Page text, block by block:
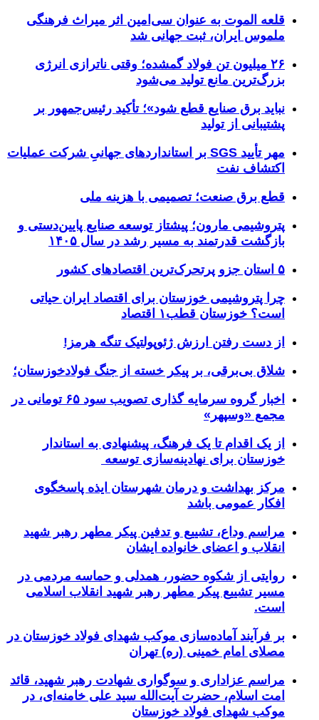
قلعه الموت به عنوان سی‌امین اثر میراث‌ فرهنگی
ملموس ایران، ثبت جهانی شد
۲۶ میلیون تن فولاد گمشده؛ وقتی ناترازی انرژی
بزرگ‌ترین مانع تولید می‌شود
نباید برق صنایع قطع شود»؛ تأکید رئیس‌جمهور بر
پشتیبانی از تولید
مهر تأیید SGS بر استانداردهای جهانیِ شرکت عملیات
اکتشاف نفت
قطع برق صنعت؛ تصمیمی با هزینه ملی
پتروشیمی مارون؛ پیشتاز توسعه صنایع پایین‌دستی و
بازگشت قدرتمند به مسیر رشد در سال ۱۴۰۵
۵ استان جزو پرتحرک‌ترین اقتصاد‌های کشور
چرا پتروشیمی خوزستان برای اقتصاد ایران حیاتی
است؟ خوزستان قطب۱ اقتصاد
از دست رفتن ارزش ژئوپولتیک تنگه هرمز!
شلاق‌ بی‌برقی، بر پیکر خسته‌ از جنگ فولادخوزستان؛
اخبار گروه سرمایه گذاری تصویب سود ۶۵ تومانی در
مجمع «وسپهر»
از یک اقدام تا یک فرهنگ، پیشنهادی به استاندار
خوزستان برای نهادینه‌سازی توسعه
مرکز بهداشت و درمان شهرستان ایذه پاسخگوی
افکار عمومی باشد
مراسم وداع، تشییع و تدفین پیکر مطهر رهبر شهید
انقلاب و اعضای خانواده ایشان
روایتی از شکوه حضور، همدلی و حماسه مردمی در
مسیر تشییع پیکر مطهر رهبر شهید انقلاب اسلامی
است.
بر فرآیند آماده‌سازی موکب شهدای فولاد خوزستان در
مصلای امام خمینی (ره) تهران
مراسم عزاداری و سوگواری شهادت رهبر شهید، قائد
امت اسلام، حضرت آیت‌الله سید علی خامنه‌ای، در
موکب شهدای فولاد خوزستان